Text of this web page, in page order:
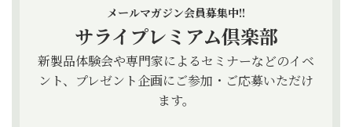
メールマガジン会員募集中!!
サライプレミアム倶楽部
新製品体験会や専門家によるセミナーなどのイベ
ント、プレゼント企画にご参加・ご応募いただけ
ます。